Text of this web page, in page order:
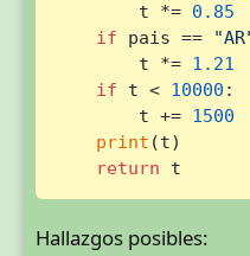
        t *=
0.85
if pais ==
        t *=
1.21
if t < 10000 :
        t +=
1500
print (t)
return t
Hallazgos posibles: